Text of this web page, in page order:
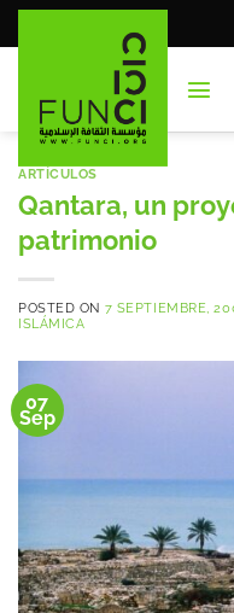
Saltar
al
ARTÍCULOS
Qantara, un
patrimonio
POSTED ON 7 SEPTIEMBRE,
ISLÁMICA
07
Sep